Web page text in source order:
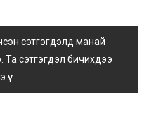
сэтгэгдэлд манай
Та сэтгэгдэл бичихдээ